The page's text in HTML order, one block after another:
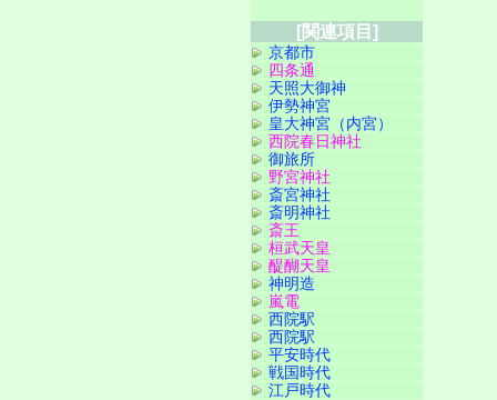
[関連項目]
京都市
四条通
天照大御神
伊勢神宮
皇大神宮（内宮）
西院春日神社
御旅所
野宮神社
斎宮神社
斎明神社
斎王
桓武天皇
醍醐天皇
神明造
嵐電
西院駅
西院駅
平安時代
戦国時代
江戸時代